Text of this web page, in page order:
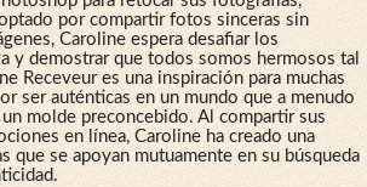
por compartir fotos sinceras sin
Caroline espera desafiar los
y demostrar que todos somos hermosos tal
Receveur es una inspiración para muchas
ser auténticas en un mundo que a menudo
un molde preconcebido. Al compartir sus
en línea, Caroline ha creado una
que se apoyan mutuamente en su búsqueda